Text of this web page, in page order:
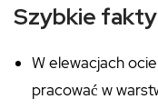
Szybkie fakty
W elewacjach
pracować w